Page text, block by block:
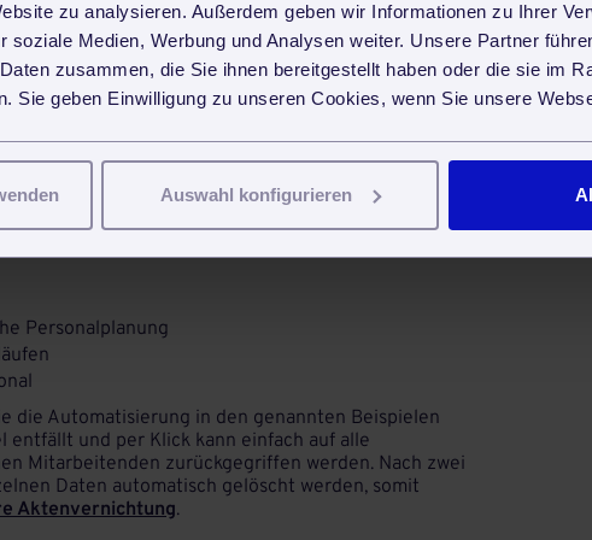
zu analysieren. Außerdem geben wir Informationen zu Ihrer
soziale Medien, Werbung und Analysen weiter. Unsere Partner
zusammen, die Sie ihnen bereitgestellt haben oder die sie im
Sie geben Einwilligung zu unseren Cookies, wenn Sie unsere
Auswahl konfigurieren
Echtzeit übertragenen Arbeitszeiten direkt in die
entfällt einerseits die manuelle
und andererseits die manuelleÜbertragung
die Automatisierung werden auch potenzielle
oder falsche Übertragung aus diesen
also genauer und schneller. Mehr zur
in unserem Blog.
für ihr Unternehmen
der Hand:
Personalplanung
die Automatisierung in den genannten Beispielen
und per Klick kann einfach auf alle
Mitarbeitenden zurückgegriffen werden. Nach zwei
Daten automatisch gelöscht werden, somit
Aktenvernichtung.